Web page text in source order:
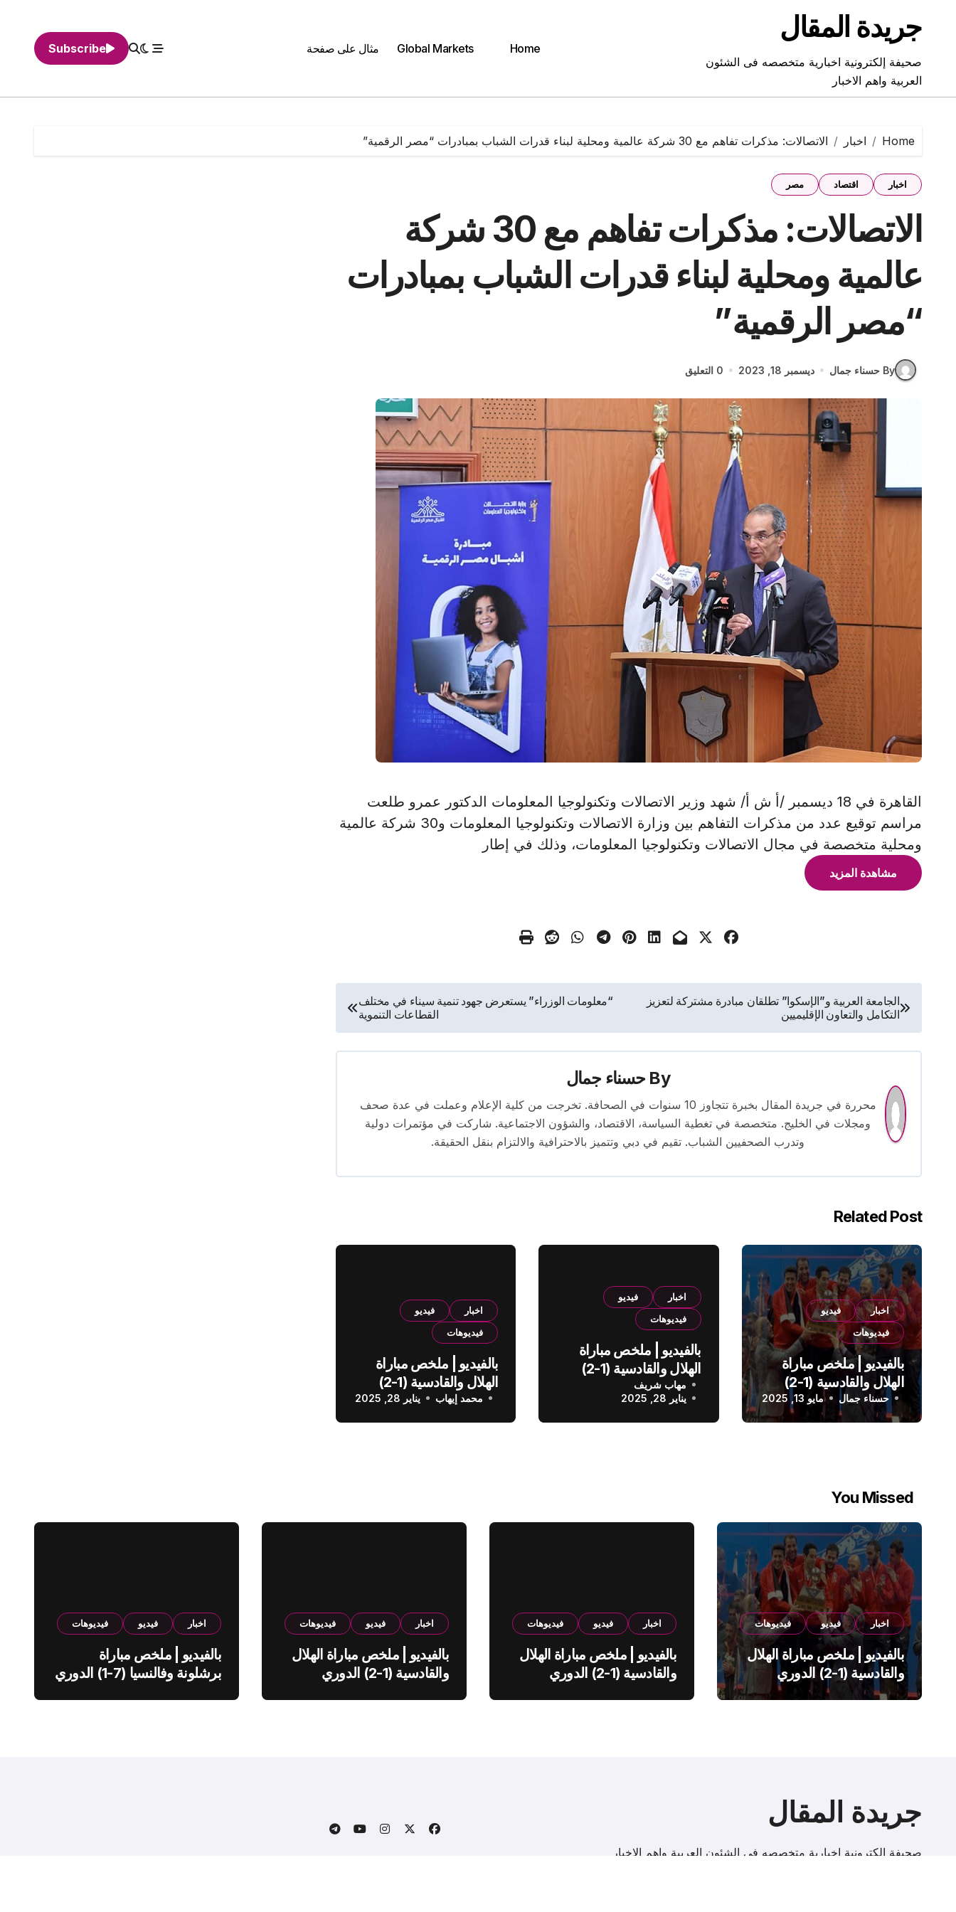
contentجريدة المقال
صحيفة إلكترونية اخبارية متخصصه فى الشئون
العربية واهم الاخبار
Home
Global Markets مثال على صفحة Subscribe
Home اخبار الاتصالات: مذكرات تفاهم مع 30 شركة عالمية ومحلية لبناء قدرات الشباب بمبادرات “مصر الرقمية”
اخبار اقتصاد مصر
الاتصالات: مذكرات تفاهم مع 30 شركة
عالمية ومحلية لبناء قدرات الشباب بمبادرات
“مصر الرقمية”
By حسناء جمال ديسمبر 18, 2023 0 التعليق
القاهرة في 18 ديسمبر /أ ش أ/ شهد وزير الاتصالات وتكنولوجيا المعلومات الدكتور عمرو طلعت
مراسم توقيع عدد من مذكرات التفاهم بين وزارة الاتصالات وتكنولوجيا المعلومات و30 شركة عالمية
ومحلية متخصصة في مجال الاتصالات وتكنولوجيا المعلومات، وذلك في إطار
مشاهدة المزيد
تصفّح
المقالات
الجامعة العربية و”الإسكوا” تطلقان مبادرة مشتركة لتعزيز
التكامل والتعاون الإقليميين
“معلومات الوزراء” يستعرض جهود تنمية سيناء في مختلف
القطاعات التنموية
By حسناء جمال
محررة في جريدة المقال بخبرة تتجاوز 10 سنوات في الصحافة. تخرجت من كلية الإعلام وعملت في عدة صحف
ومجلات في الخليج. متخصصة في تغطية السياسة، الاقتصاد، والشؤون الاجتماعية. شاركت في مؤتمرات دولية
وتدرب الصحفيين الشباب. تقيم في دبي وتتميز بالاحترافية والالتزام بنقل الحقيقة.
Related Post
اخبار
فيديو
فيديوهات
بالفيديو | ملخص مباراة
الهلال والقادسية (1-2)
الدوري السعودي
حسناء جمال مايو 13, 2025
اخبار
فيديو
فيديوهات
بالفيديو | ملخص مباراة
الهلال والقادسية (1-2)
الدوري السعودي
مهاب شريف
يناير 28, 2025
اخبار
فيديو
فيديوهات
بالفيديو | ملخص مباراة
الهلال والقادسية (1-2)
الدوري السعودي
محمد إيهاب يناير 28, 2025
You Missed
اخبار فيديو فيديوهات
بالفيديو | ملخص مباراة الهلال
والقادسية (1-2) الدوري
السعودي
اخبار فيديو فيديوهات
بالفيديو | ملخص مباراة الهلال
والقادسية (1-2) الدوري
اخبار فيديو فيديوهات
بالفيديو | ملخص مباراة الهلال
والقادسية (1-2) الدوري
اخبار فيديو فيديوهات
بالفيديو | ملخص مباراة
برشلونة وفالنسيا (7-1) الدوري
جريدة المقال
صحيفة إلكترونية اخبارية متخصصه فى الشئون العربية واهم الاخبار